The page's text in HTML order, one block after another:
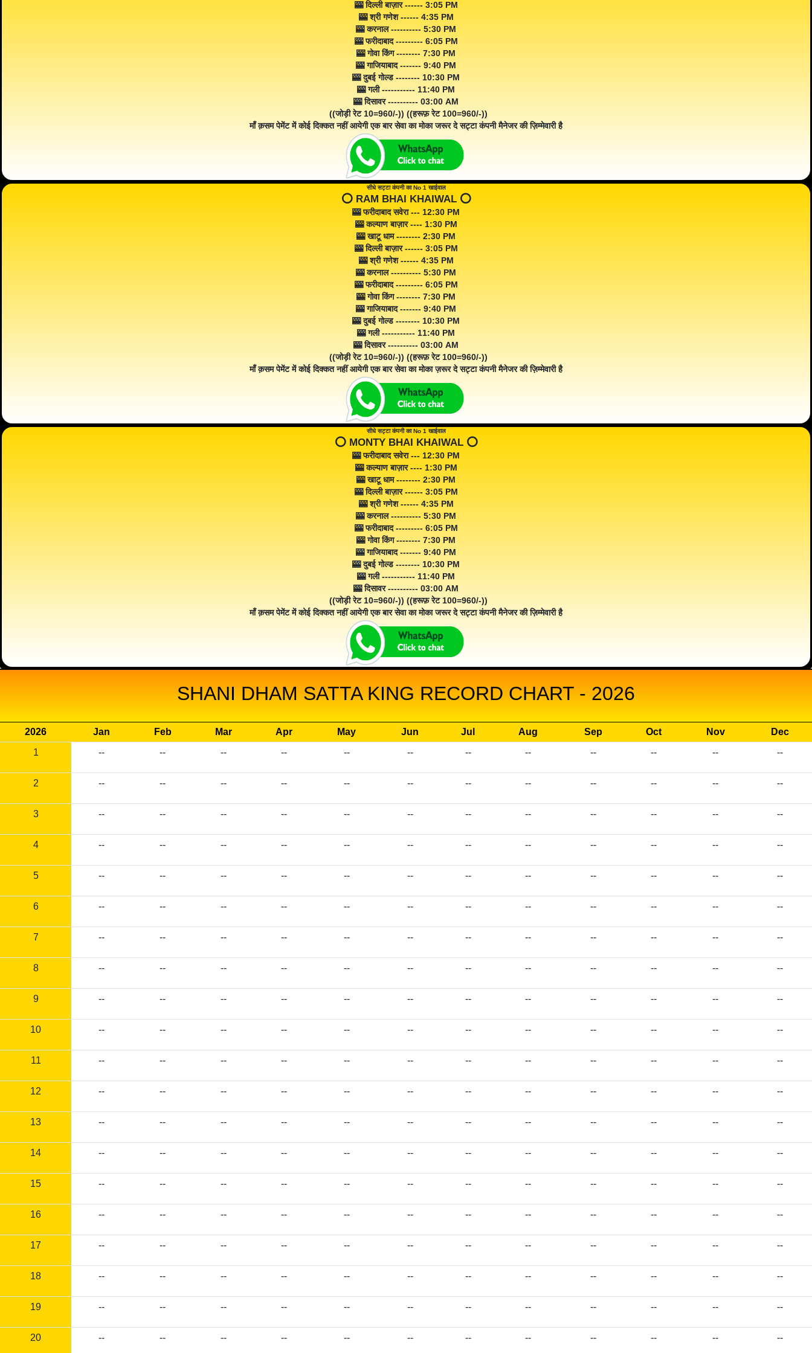
🎰 दिल्ली बाज़ार ------ 3:05 PM
🎰 श्री गणेश ------ 4:35 PM
🎰 करनाल ---------- 5:30 PM
🎰 फरीदाबाद --------- 6:05 PM
🎰 गोवा किंग -------- 7:30 PM
🎰 गाजियाबाद ------- 9:40 PM
🎰 दुबई गोल्ड -------- 10:30 PM
🎰 गली ----------- 11:40 PM
🎰 दिसावर ---------- 03:00 AM
((जोड़ी रेट 10=960/-)) ((हरूफ़ रेट 100=960/-))
माँ क़सम पेमेंट में कोई दिक्कत नहीं आयेगी एक बार सेवा का मोका जरूर दे सट्टा कंपनी मैनेजर की ज़िम्मेवारी है
सीधे सट्टा कंपनी का No 1 खाईवाल
⭕️ RAM BHAI KHAIWAL ⭕️
🎰 फरीदाबाद सवेरा --- 12:30 PM
🎰 कल्याण बाज़ार ---- 1:30 PM
🎰 खाटू धाम -------- 2:30 PM
🎰 दिल्ली बाज़ार ------ 3:05 PM
🎰 श्री गणेश ------ 4:35 PM
🎰 करनाल ---------- 5:30 PM
🎰 फरीदाबाद --------- 6:05 PM
🎰 गोवा किंग -------- 7:30 PM
🎰 गाजियाबाद ------- 9:40 PM
🎰 दुबई गोल्ड -------- 10:30 PM
🎰 गली ----------- 11:40 PM
🎰 दिसावर ---------- 03:00 AM
((जोड़ी रेट 10=960/-)) ((हरूफ़ रेट 100=960/-))
माँ क़सम पेमेंट में कोई दिक्कत नहीं आयेगी एक बार सेवा का मोका ज़रूर दे सट्टा कंपनी मैनेजर की ज़िम्मेवारी है
सीधे सट्टा कंपनी का No 1 खाईवाल
⭕️ MONTY BHAI KHAIWAL ⭕️
🎰 फरीदाबाद सवेरा --- 12:30 PM
🎰 कल्याण बाज़ार ---- 1:30 PM
🎰 खाटू धाम -------- 2:30 PM
🎰 दिल्ली बाज़ार ------ 3:05 PM
🎰 श्री गणेश ------ 4:35 PM
🎰 करनाल ---------- 5:30 PM
🎰 फरीदाबाद --------- 6:05 PM
🎰 गोवा किंग -------- 7:30 PM
🎰 गाजियाबाद ------- 9:40 PM
🎰 दुबई गोल्ड -------- 10:30 PM
🎰 गली ----------- 11:40 PM
🎰 दिसावर ---------- 03:00 AM
((जोड़ी रेट 10=960/-)) ((हरूफ़ रेट 100=960/-))
माँ क़सम पेमेंट में कोई दिक्कत नहीं आयेगी एक बार सेवा का मोका जरूर दे सट्टा कंपनी मैनेजर की ज़िम्मेवारी है
SHANI DHAM SATTA KING RECORD CHART - 2026
2026 Jan Feb Mar Apr May Jun Jul Aug Sep Oct Nov
Dec
1
-- -- -- -- -- -- -- -- -- -- -- --
2 -- -- -- -- -- -- -- -- -- -- -- --
3 -- -- -- -- -- -- -- -- -- -- -- --
4 -- -- -- -- -- -- -- -- -- -- -- --
5 -- -- -- -- -- -- -- -- -- -- -- --
6 -- -- -- -- -- -- -- -- -- -- -- --
7 -- -- -- -- -- -- -- -- -- -- -- --
8 -- -- -- -- -- -- -- -- -- -- -- --
9 -- -- -- -- -- -- -- -- -- -- -- --
10 -- -- -- -- -- -- -- -- -- -- -- --
11 -- -- -- -- -- -- -- -- -- -- -- --
12 -- -- -- -- -- -- -- -- -- -- -- --
13 -- -- -- -- -- -- -- -- -- -- -- --
14 -- -- -- -- -- -- -- -- -- -- -- --
15 -- -- -- -- -- -- -- -- -- -- -- --
16 -- -- -- -- -- -- -- -- -- -- -- --
17 -- -- -- -- -- -- -- -- -- -- -- --
18 -- -- -- -- -- -- -- -- -- -- -- --
19 -- -- -- -- -- -- -- -- -- -- -- --
20 -- -- -- -- -- -- -- -- -- -- -- --